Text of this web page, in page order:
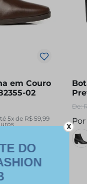
em Couro
02
5x de R$ 59 99
X